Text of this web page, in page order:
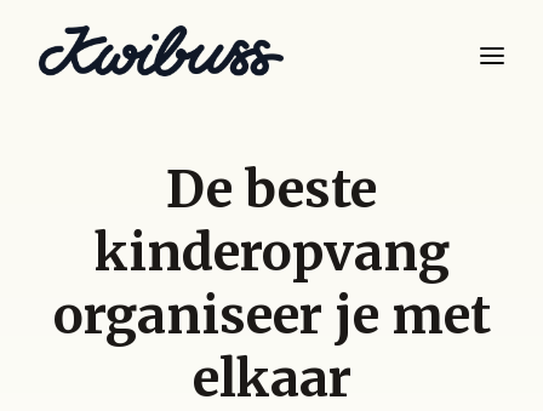
De beste
kinderopvang
organiseer je met
elkaar